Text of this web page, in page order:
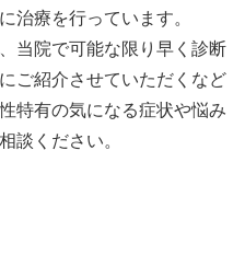
治療を行っています。
当院で可能な限り早く診断
ご紹介させていただくなど
特有の気になる症状や悩み
談ください。